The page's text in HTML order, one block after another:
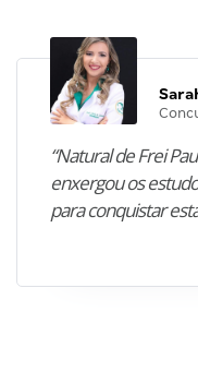
“Natural de Frei
enxergou os
para conquistar